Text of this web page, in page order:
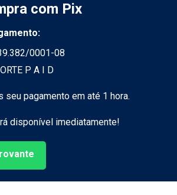
com Pix
0001-08
P A I D
pagamento em até 1 hora.
disponível imediatamente!